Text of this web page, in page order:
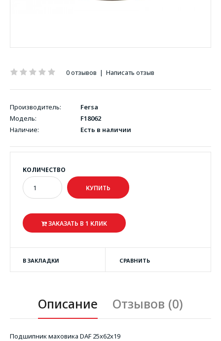
0 отзывов | Написать отзыв
Производитель:
Fersa
Модель:
F18062
Наличие:
Есть в наличии
КОЛИЧЕСТВО
ЗАКАЗАТЬ В 1 КЛИК
В ЗАКЛАДКИ СРАВНИТЬ
Описание Отзывов (0)
Подшипник маховика DAF 25x62x19